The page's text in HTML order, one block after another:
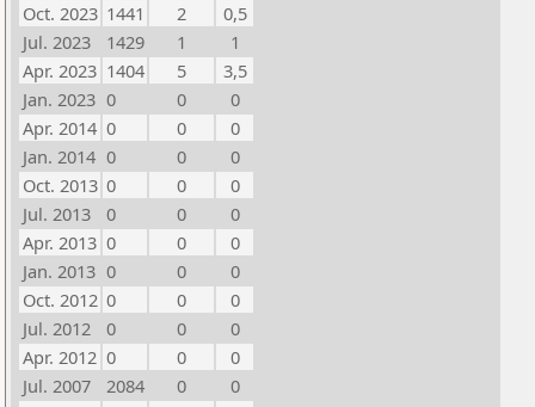
Oct. 2023 1441 2
0,5
Jul. 2023
1429 1
1
Apr. 2023 1404 5
3,5
Jan. 2023 0 0
0
Apr. 2014 0 0
0
Jan. 2014 0 0
0
Oct. 2013 0 0
0
Jul. 2013
0 0
0
Apr. 2013 0 0
0
Jan. 2013 0 0
0
Oct. 2012 0 0
0
Jul. 2012
0 0
0
Apr. 2012 0 0
0
Jul. 2007
2084 0
0